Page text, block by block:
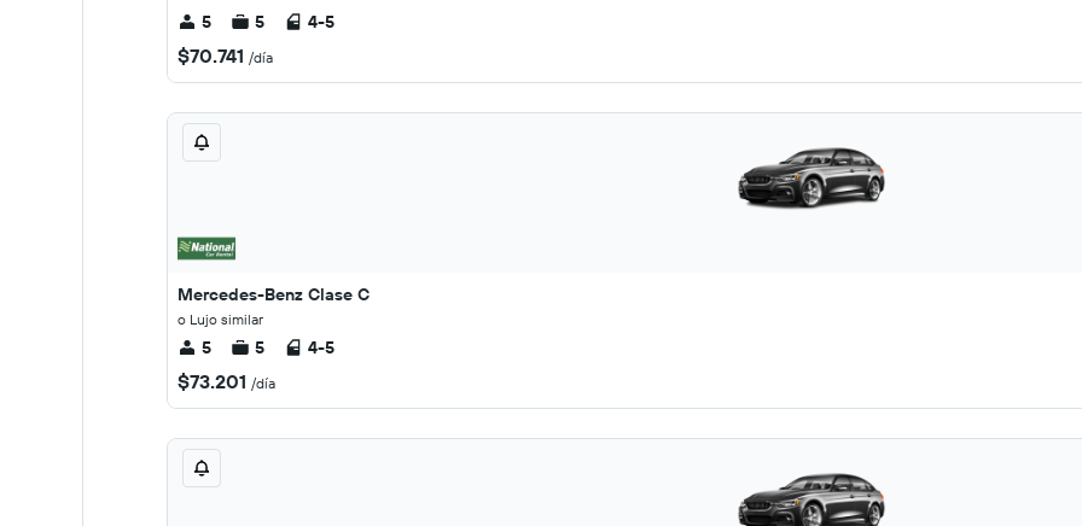
5 5 4-5
$70.741 /día
Mercedes-Benz Clase C
o Lujo similar
5 5 4-5
$73.201 /día